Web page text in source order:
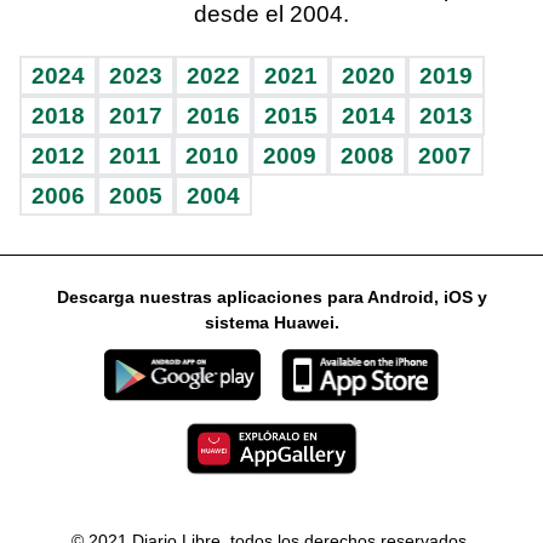
Vida y familia
Eñe
Celebrando la vida
Sin complejos
En pocas palabras
Escuchando al corazón
Economía Personal
Consulta Libre
BRV
TBT Deportivo
Ágora
Guía del dinero
Horóscopos
desde el 2004.
2024 2023 2022 2021 2020
2019
2018
2017 2016 2015 2014
2013
2012
2011 2010 2009 2008
2007
2006
2005 2004
Descarga nuestras aplicaciones para Android, iOS y
sistema Huawei.